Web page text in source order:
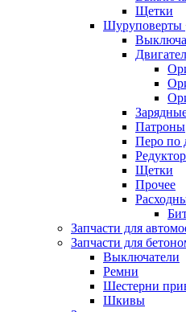
Щетки
Шуруповерты
Патроны
Перо по
Щетки
Прочее
Запчасти для
Запчасти для
Выключатели
Ремни
Шестерни
Шкивы